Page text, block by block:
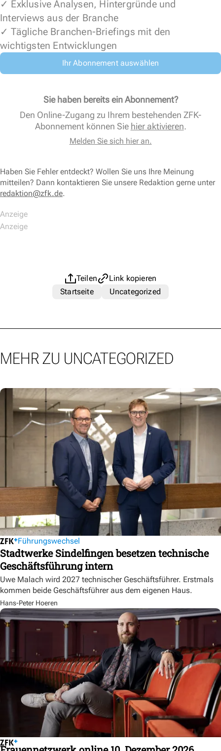
✓ Exklusive Analysen, Hintergründe und
Interviews aus der Branche
✓ Tägliche Branchen-Briefings mit den
wichtigsten Entwicklungen
Ihr Abonnement auswählen
Sie haben bereits ein Abonnement?
Den Online-Zugang zu Ihrem bestehenden ZFK-
Abonnement können Sie hier aktivieren.
Melden Sie sich hier an.
Haben Sie Fehler entdeckt? Wollen Sie uns Ihre Meinung
mitteilen? Dann kontaktieren Sie unsere Redaktion gerne unter
redaktion@zfk.de.
Teilen
Link kopieren
Startseite
Uncategorized
MEHR ZU UNCATEGORIZED
Führungswechsel
Stadtwerke Sindelfingen besetzen technische
Geschäftsführung intern
Uwe Malach wird 2027 technischer Geschäftsführer. Erstmals
kommen beide Geschäftsführer aus dem eigenen Haus.
Hans-Peter Hoeren